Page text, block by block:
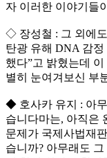
자 이러한 이야기들
◇ 장성철 : 그 외에도
탄광 유해 DNA 감
했다”고 밝혔는데
별히 눈여겨보신 부
◆ 호사카 유지 : 아
습니다마는, 아직은
문제가 국제사법재
습니까? 아무래도